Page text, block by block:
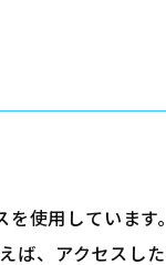
使用しています。
、アクセスし